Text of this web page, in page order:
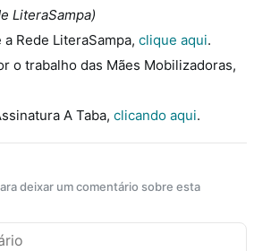
LiteraSampa)
Rede LiteraSampa, clique aqui.
o trabalho das Mães Mobilizadoras,
A Taba, clicando aqui.
deixar um comentário sobre esta